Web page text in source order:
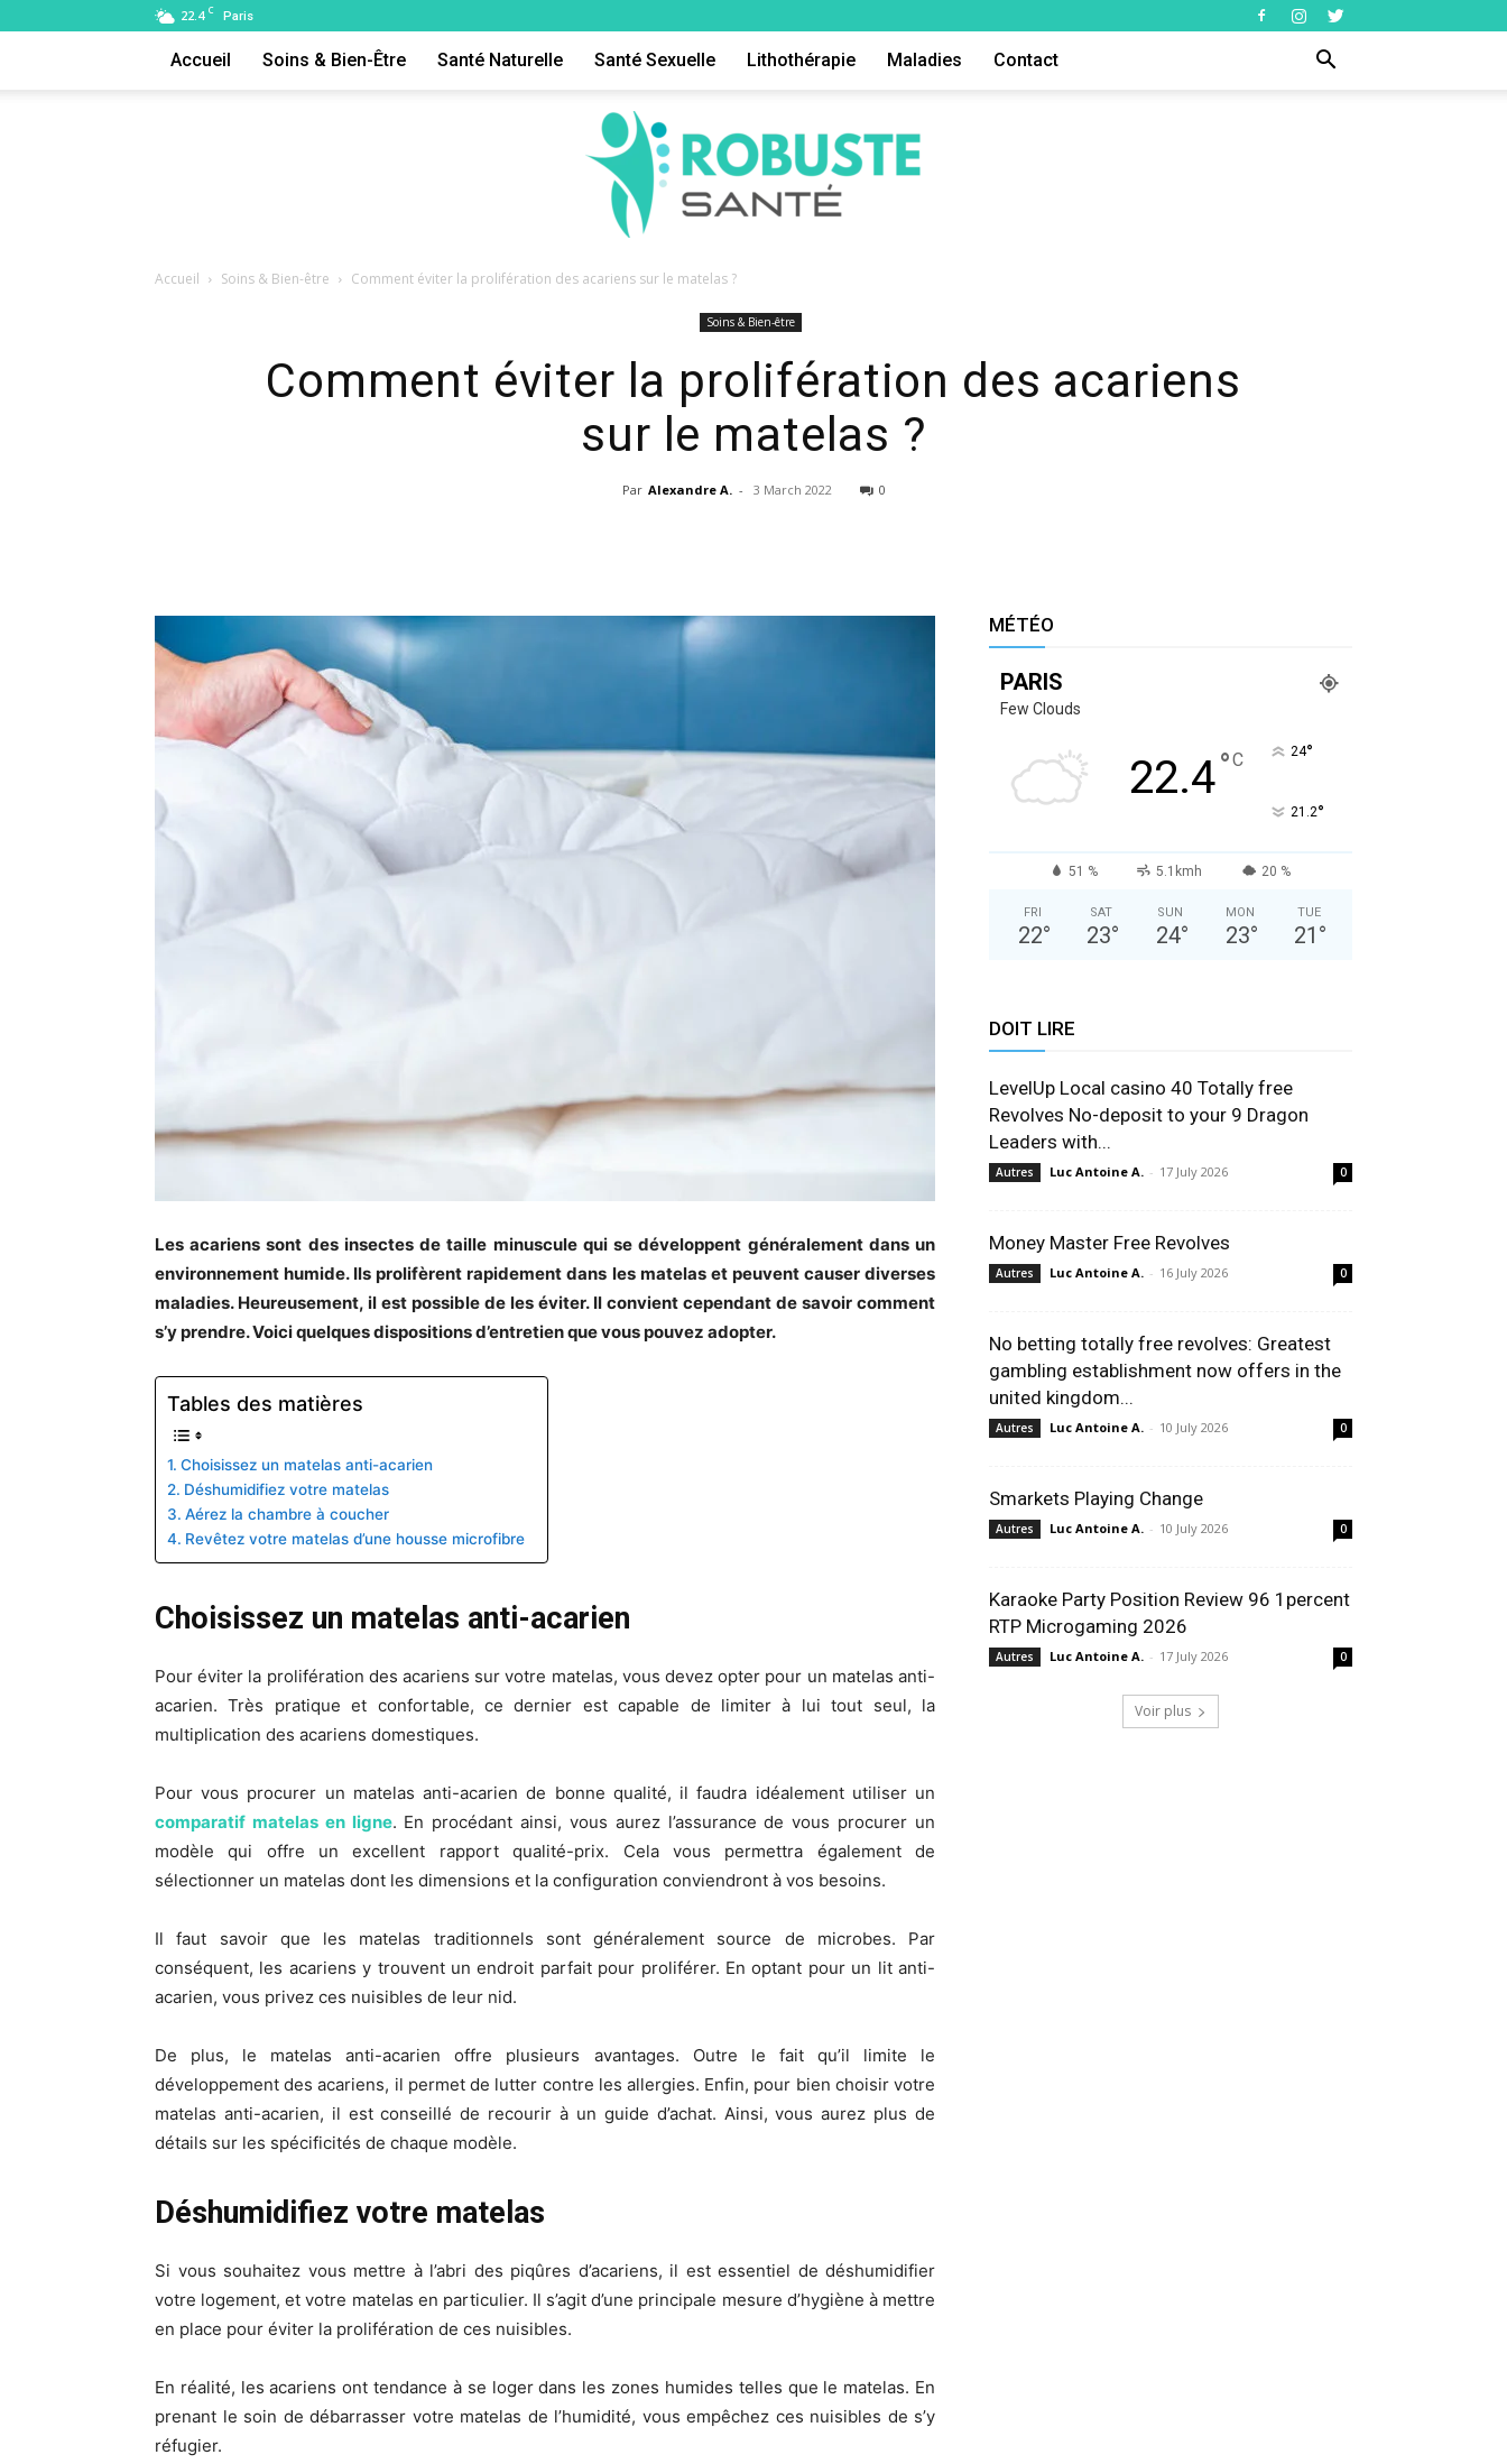
22.4 C Paris
Accueil Soins & Bien-Être Santé Naturelle Santé Sexuelle Lithothérapie Maladies Contact
Robuste
Les
bien-
être
en
Accueil Soins & Bien-être Comment éviter la prolifération des acariens sur le matelas ?
Soins & Bien-être
Comment éviter la prolifération des acariens
sur le matelas ?
Par Alexandre A. - 3 March 2022 0
Les acariens sont des insectes de taille minuscule qui se développent généralement dans un
environnement humide. Ils prolifèrent rapidement dans les matelas et peuvent causer diverses
maladies. Heureusement, il est possible de les éviter. Il convient cependant de savoir comment
s’y prendre. Voici quelques dispositions d’entretien que vous pouvez adopter.
Tables des matières
Choisissez un matelas anti-acarien
Déshumidifiez votre matelas
Aérez la chambre à coucher
Revêtez votre matelas d’une housse microfibre
Choisissez un matelas anti-acarien
Pour éviter la prolifération des acariens sur votre matelas, vous devez opter pour un matelas anti-
acarien. Très pratique et confortable, ce dernier est capable de limiter à lui tout seul, la
multiplication des acariens domestiques.
Pour vous procurer un matelas anti-acarien de bonne qualité, il faudra idéalement utiliser un
comparatif matelas en ligne. En procédant ainsi, vous aurez l’assurance de vous procurer un
modèle qui offre un excellent rapport qualité-prix. Cela vous permettra également de
sélectionner un matelas dont les dimensions et la configuration conviendront à vos besoins.
Il faut savoir que les matelas traditionnels sont généralement source de microbes. Par
conséquent, les acariens y trouvent un endroit parfait pour proliférer. En optant pour un lit anti-
acarien, vous privez ces nuisibles de leur nid.
De plus, le matelas anti-acarien offre plusieurs avantages. Outre le fait qu’il limite le
développement des acariens, il permet de lutter contre les allergies. Enfin, pour bien choisir votre
matelas anti-acarien, il est conseillé de recourir à un guide d’achat. Ainsi, vous aurez plus de
détails sur les spécificités de chaque modèle.
Déshumidifiez votre matelas
Si vous souhaitez vous mettre à l’abri des piqûres d’acariens, il est essentiel de déshumidifier
votre logement, et votre matelas en particulier. Il s’agit d’une principale mesure d’hygiène à mettre
en place pour éviter la prolifération de ces nuisibles.
En réalité, les acariens ont tendance à se loger dans les zones humides telles que le matelas. En
prenant le soin de débarrasser votre matelas de l’humidité, vous empêchez ces nuisibles de s’y
réfugier.
MÉTÉO
PARIS
Few Clouds
22.4°C 24°
21.2°
51 % 5.1kmh 20 %
FRI
22°
SAT
23°
SUN
24°
MON
23°
TUE
21 °
DOIT LIRE
LevelUp Local casino 40 Totally free
Revolves No-deposit to your 9 Dragon
Leaders with...
Autres Luc Antoine A. - 17 July 2026 0
Money Master Free Revolves
Autres Luc Antoine A. - 16 July 2026 0
No betting totally free revolves: Greatest
gambling establishment now offers in the
united kingdom...
Autres Luc Antoine A. - 10 July 2026 0
Smarkets Playing Change
Autres Luc Antoine A. - 10 July 2026 0
Karaoke Party Position Review 96 1percent
RTP Microgaming 2026
Autres Luc Antoine A. - 17 July 2026 0
Voir plus